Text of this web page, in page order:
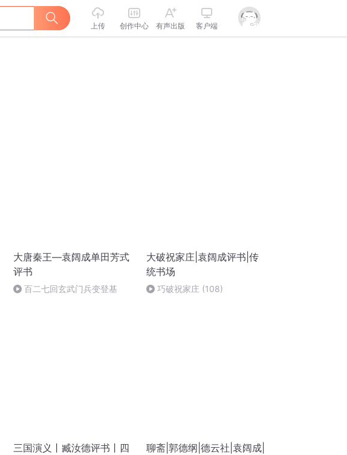
上传 创作中心 有声出版 客户端
大唐秦王—袁阔成单田芳式
评书
百二七回玄武门兵变登基
大破祝家庄|袁阔成评书|传
统书场
巧破祝家庄 (108)
三国演义丨臧汝德评书丨四
聊斋|郭德纲|德云社|袁阔成|